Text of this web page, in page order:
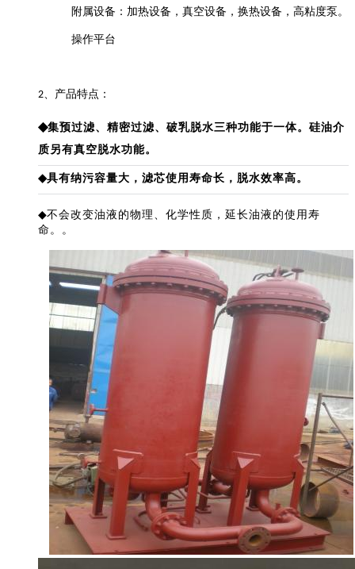
附属设备：加热设备，真空设备，换热设备，高粘度泵。
操作平台
2、产品特点：
◆集预过滤、 精密过滤、 破乳脱水三种功能于一体。 硅油介
质另有真空脱水功能。
◆具有纳污容量大，滤芯使用寿命长，脱水效率高。
◆不会改变油液的物理、化学性质，延长油液的使用寿
命。 。